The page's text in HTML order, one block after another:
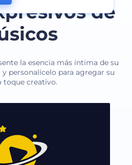
de
la esencia más íntima de su
personalícelo para agregar su
toque creativo.